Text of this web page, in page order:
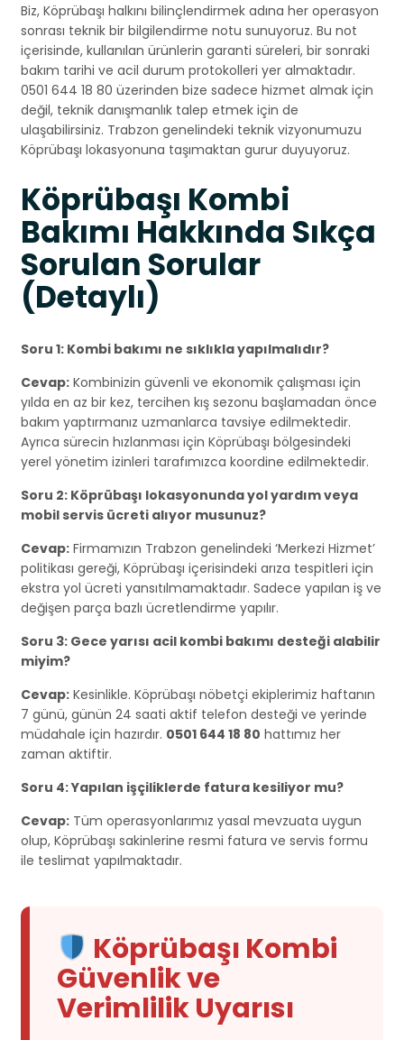
Biz, Köprübaşı halkını bilinçlendirmek adına her operasyon
sonrası teknik bir bilgilendirme notu sunuyoruz. Bu not
içerisinde, kullanılan ürünlerin garanti süreleri, bir sonraki
bakım tarihi ve acil durum protokolleri yer almaktadır.
0501 644 18 80 üzerinden bize sadece hizmet almak için
değil, teknik danışmanlık talep etmek için de
ulaşabilirsiniz. Trabzon genelindeki teknik vizyonumuzu
Köprübaşı lokasyonuna taşımaktan gurur duyuyoruz.
Köprübaşı Kombi
Bakımı Hakkında Sıkça
Sorulan Sorular
(Detaylı)
Soru 1: Kombi bakımı ne sıklıkla yapılmalıdır?
Cevap: Kombinizin güvenli ve ekonomik çalışması için
yılda en az bir kez, tercihen kış sezonu başlamadan önce
bakım yaptırmanız uzmanlarca tavsiye edilmektedir.
Ayrıca sürecin hızlanması için Köprübaşı bölgesindeki
yerel yönetim izinleri tarafımızca koordine edilmektedir.
Soru 2: Köprübaşı lokasyonunda yol yardım veya
mobil servis ücreti alıyor musunuz?
Cevap: Firmamızın Trabzon genelindeki ‘Merkezi Hizmet’
politikası gereği, Köprübaşı içerisindeki arıza tespitleri için
ekstra yol ücreti yansıtılmamaktadır. Sadece yapılan iş ve
değişen parça bazlı ücretlendirme yapılır.
Soru 3: Gece yarısı acil kombi bakımı desteği alabilir
miyim?
Cevap: Kesinlikle. Köprübaşı nöbetçi ekiplerimiz haftanın
7 günü, günün 24 saati aktif telefon desteği ve yerinde
müdahale için hazırdır. 0501 644 18 80 hattımız her
zaman aktiftir.
Soru 4: Yapılan işçiliklerde fatura kesiliyor mu?
Cevap: Tüm operasyonlarımız yasal mevzuata uygun
olup, Köprübaşı sakinlerine resmi fatura ve servis formu
ile teslimat yapılmaktadır.
Köprübaşı Kombi
Güvenlik ve
Verimlilik Uyarısı